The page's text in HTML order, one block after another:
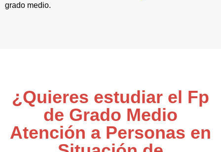
grado medio.
¿Quieres estudiar el Fp
de Grado Medio
Atención a Personas en